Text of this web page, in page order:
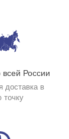
России
доставка в